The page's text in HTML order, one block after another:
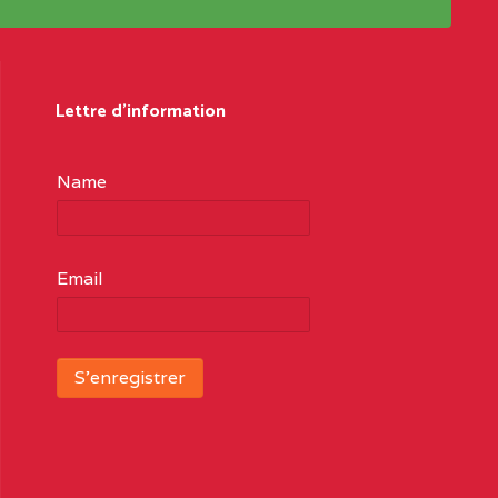
Lettre d'information
Name
Email